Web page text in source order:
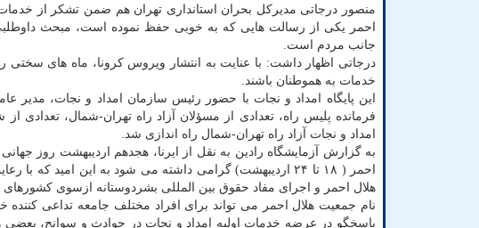
منصور درجاتی مدیرکل بحران استانداری تهران هم ضمن تشکر از
احمر یکی از رسالت هایی که به خوبی حفظ نموده است، مبحث
جانب مردم است.
درجاتی اظهار داشت: با عنایت به انتشار ویروس کرونا، ماه های
خدمات به هموطنان باشند.
این پایگاه امداد و نجات با حضور رئیس سازمان امداد و نجات، مدیر
فرمانده پلیس راه، تعدادی از مسؤلان آزاد راه تهران-شمال، تعدادی
امداد و نجات آزاد راه تهران-شمال راه اندازی شد.
به گزارش آزمایشگاه رادین به نقل از ایرنا، هجدهم اردیبهشت روز
احمر ( ۱۸ تا ۲۴ اردیبهشت) گرامی داشته می شود به این
هلال احمر و اجرای مفاد حقوق بین المللی بشردوستانه ازسوی
نام جمعیت هلال احمر می تواند برای افراد مختلف جامعه تداعی کننده
پاسخگو در عرضه خدمات اولیه امداد و نجات در حوادث و سوانح، بعضی